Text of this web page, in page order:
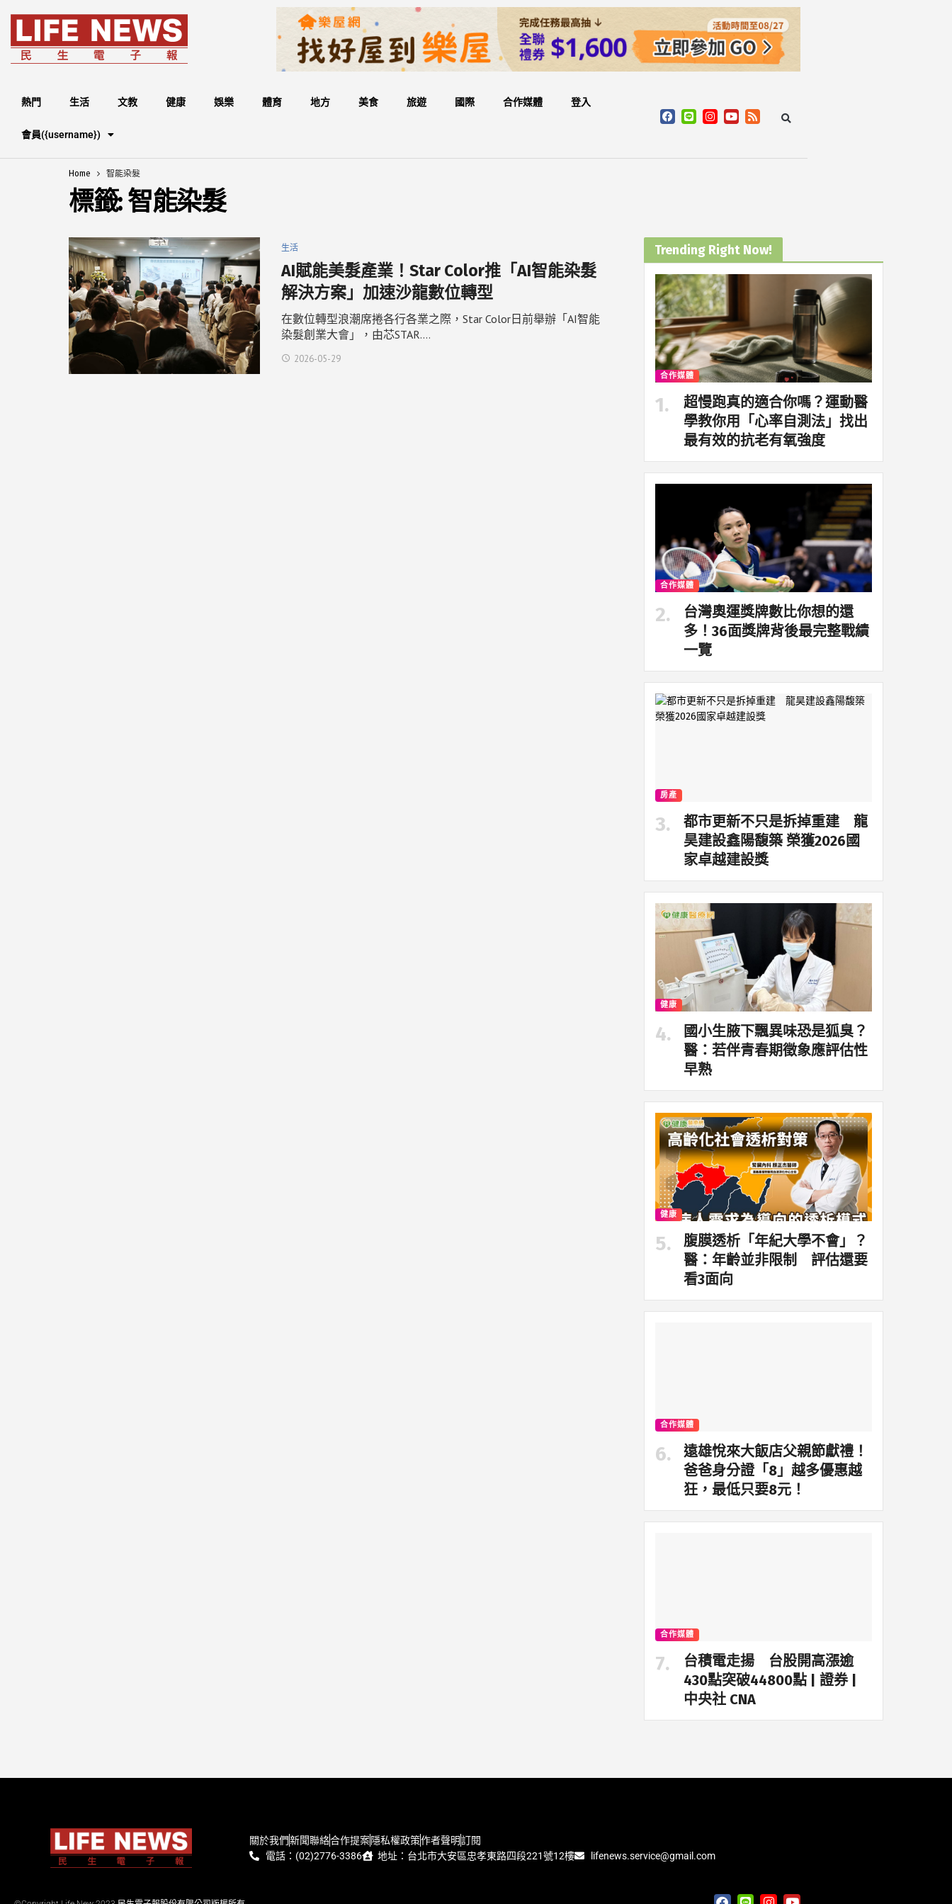
熱門 生活 文教 健康 娛樂 體育 地方 美食 旅遊 國際 合作媒體 登入
會員({username})
Home 智能染髮
標籤:智能染髮
生活
AI賦能美髮產業！Star Color推「AI智能染髮
解決方案」加速沙龍數位轉型
在數位轉型浪潮席捲各行各業之際，Star Color日前舉辦「AI智能
染髮創業大會」，由芯STAR.…
2026-05-29
Trending Right Now!
合作媒體
超慢跑真的適合你嗎？運動醫
學教你用「心率自測法」找出
最有效的抗老有氧強度
合作媒體
台灣奧運獎牌數比你想的還
多！36面獎牌背後最完整戰績
一覽
房產
都市更新不只是拆掉重建 龍
昊建設鑫陽馥築 榮獲2026國
家卓越建設獎
健康
國小生腋下飄異味恐是狐臭？
醫：若伴青春期徵象應評估性
早熟
健康
腹膜透析「年紀大學不會」？
醫：年齡並非限制 評估還要
看3面向
合作媒體
遠雄悅來大飯店父親節獻禮！
爸爸身分證「8」越多優惠越
狂，最低只要8元！
合作媒體
台積電走揚 台股開高漲逾
430點突破44800點 | 證券 |
中央社 CNA
關於我們新聞聯絡合作提案隱私權政策作者聲明訂閱
電話：(02)2776-3386
地址：台北市大安區忠孝東路四段221號12樓 lifenews.service@gmail.com